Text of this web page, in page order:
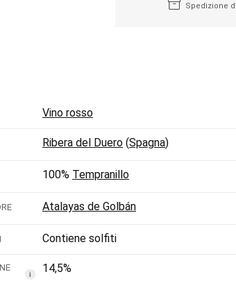
Spedizione
Vino rosso
Ribera del Duero (Spagna)
100% Tempranillo
Atalayas de Golbán
Contiene solfiti
i 14,5%